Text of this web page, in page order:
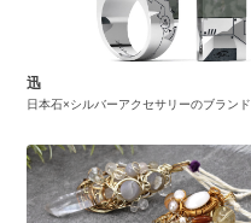
迅
日本石×シルバーアクセサリーのブランド